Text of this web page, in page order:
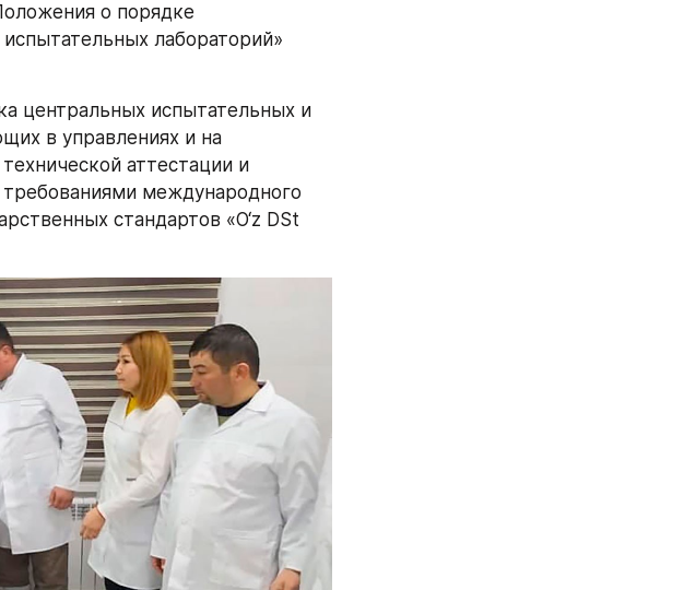
о порядке
лабораторий»
центральных испытательных и
в управлениях и на
аттестации и
международного
стандартов «O‘z DSt